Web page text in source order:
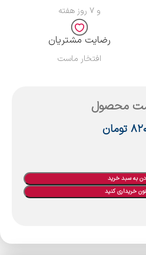
و ۷ روز هفته
رضایت مشتریان
افتخار ماست
محصول
تومان
به سبد خرید
خریداری کنید